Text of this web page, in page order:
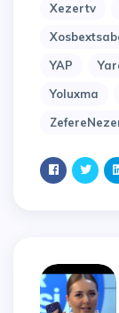
Xezertv
YAP
Yoluxma